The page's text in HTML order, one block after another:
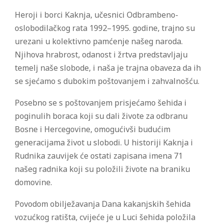
Heroji i borci Kaknja, učesnici Odbrambeno-
oslobodilačkog rata 1992–1995. godine, trajno su
urezani u kolektivno pamćenje našeg naroda.
Njihova hrabrost, odanost i žrtva predstavljaju
temelj naše slobode, i naša je trajna obaveza da ih
se sjećamo s dubokim poštovanjem i zahvalnošću.
Posebno se s poštovanjem prisjećamo šehida i
poginulih boraca koji su dali živote za odbranu
Bosne i Hercegovine, omogućivši budućim
generacijama život u slobodi. U historiji Kaknja i
Rudnika zauvijek će ostati zapisana imena 71
našeg radnika koji su položili živote na braniku
domovine.
Povodom obilježavanja Dana kakanjskih šehida
vozućkog ratišta, cvijeće je u Luci šehida položila